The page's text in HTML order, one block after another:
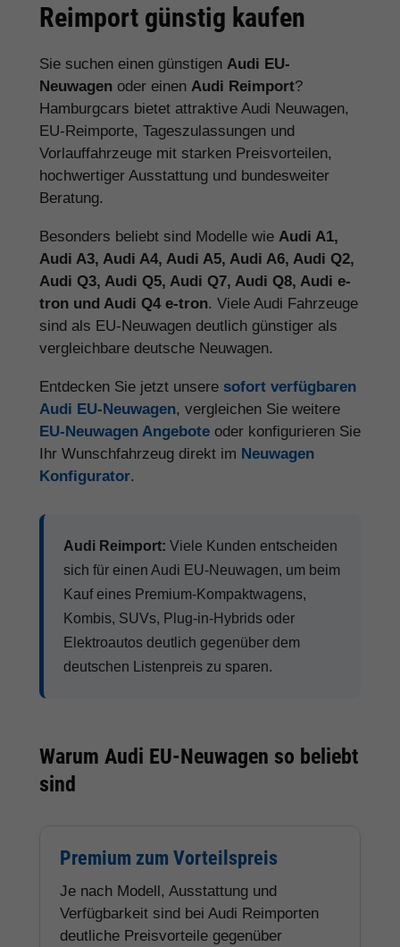
Reimport günstig kaufen
Sie suchen einen günstigen Audi EU-
Neuwagen oder einen Audi Reimport?
Hamburgcars bietet attraktive Audi Neuwagen,
EU-Reimporte, Tageszulassungen und
Vorlauffahrzeuge mit starken Preisvorteilen,
hochwertiger Ausstattung und bundesweiter
Beratung.
Besonders beliebt sind Modelle wie Audi A1,
Audi A3, Audi A4, Audi A5, Audi A6, Audi Q2,
Audi Q3, Audi Q5, Audi Q7, Audi Q8, Audi e-
tron und Audi Q4 e-tron. Viele Audi Fahrzeuge
sind als EU-Neuwagen deutlich günstiger als
vergleichbare deutsche Neuwagen.
Entdecken Sie jetzt unsere sofort verfügbaren
Audi EU-Neuwagen, vergleichen Sie weitere
EU-Neuwagen Angebote oder konfigurieren Sie
Ihr Wunschfahrzeug direkt im Neuwagen
Konfigurator.
Audi Reimport: Viele Kunden entscheiden
sich für einen Audi EU-Neuwagen, um beim
Kauf eines Premium-Kompaktwagens,
Kombis, SUVs, Plug-in-Hybrids oder
Elektroautos deutlich gegenüber dem
deutschen Listenpreis zu sparen.
Warum Audi EU-Neuwagen so beliebt
sind
Premium zum Vorteilspreis
Je nach Modell, Ausstattung und
Verfügbarkeit sind bei Audi Reimporten
deutliche Preisvorteile gegenüber